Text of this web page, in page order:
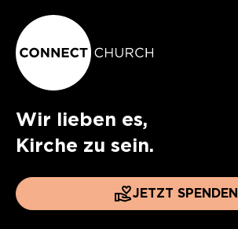
Wir lieben es,
Kirche zu sein.
JETZT SPENDEN